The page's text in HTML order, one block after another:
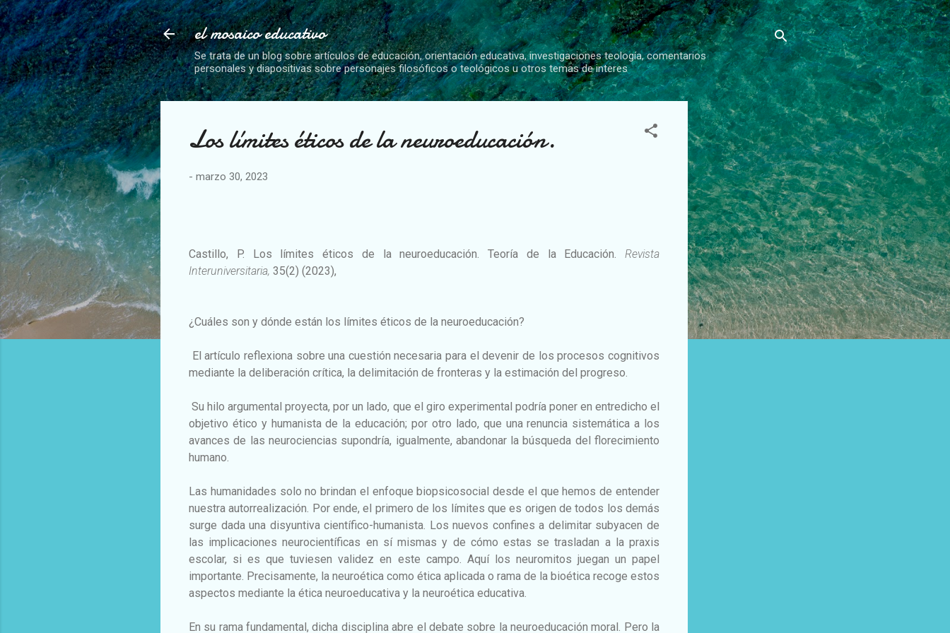
Ir al contenido principal
el mosaico educativo
Se trata de un blog sobre artículos de educación, orientación educativa, investigaciones teología, comentarios
personales y diapositivas sobre personajes filosóficos o teológicos u otros temas de interes
Los límites éticos de la neuroeducación.
- marzo 30, 2023
Castillo, P. Los límites éticos de la neuroeducación. Teoría de la Educación. Revista
Interuniversitaria, 35(2) (2023),
¿Cuáles son y dónde están los límites éticos de la neuroeducación?
El artículo reflexiona sobre una cuestión necesaria para el devenir de los procesos cognitivos
mediante la deliberación crítica, la delimitación de fronteras y la estimación del progreso.
Su hilo argumental proyecta, por un lado, que el giro experimental podría poner en entredicho el
objetivo ético y humanista de la educación; por otro lado, que una renuncia sistemática a los
avances de las neurociencias supondría, igualmente, abandonar la búsqueda del florecimiento
humano.
Las humanidades solo no brindan el enfoque biopsicosocial desde el que hemos de entender
nuestra autorrealización. Por ende, el primero de los límites que es origen de todos los demás
surge dada una disyuntiva científico-humanista. Los nuevos confines a delimitar subyacen de
las implicaciones neurocientíficas en sí mismas y de cómo estas se trasladan a la praxis
escolar, si es que tuviesen validez en este campo. Aquí los neuromitos juegan un papel
importante. Precisamente, la neuroética como ética aplicada o rama de la bioética recoge estos
aspectos mediante la ética neuroeducativa y la neuroética educativa.
En su rama fundamental, dicha disciplina abre el debate sobre la neuroeducación moral. Pero la